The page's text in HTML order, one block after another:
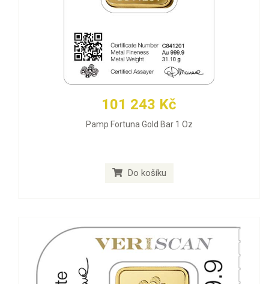
101 243 Kč
Pamp Fortuna Gold Bar 1 Oz
Do košíku